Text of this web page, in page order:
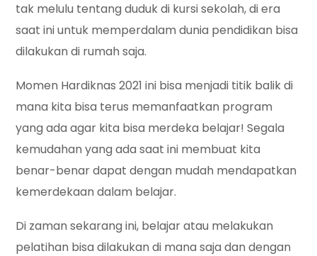
tak melulu tentang duduk di kursi sekolah, di era
saat ini untuk memperdalam dunia pendidikan bisa
dilakukan di rumah saja.
Momen Hardiknas 2021 ini bisa menjadi titik balik di
mana kita bisa terus memanfaatkan program
yang ada agar kita bisa merdeka belajar! Segala
kemudahan yang ada saat ini membuat kita
benar-benar dapat dengan mudah mendapatkan
kemerdekaan dalam belajar.
Di zaman sekarang ini, belajar atau melakukan
pelatihan bisa dilakukan di mana saja dan dengan